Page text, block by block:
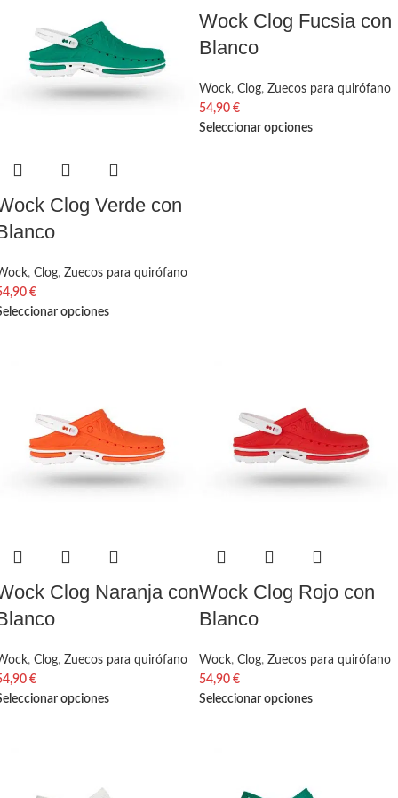
Clog Verde con
, Clog, Zuecos para quirófano
€
opciones
Wock Clog Fucsia con
Blanco
Wock, Clog, Zuecos para quirófano
54,90 €
Seleccionar opciones
Clog Naranja con
, Clog, Zuecos para quirófano
€
opciones
Wock Clog Rojo con
Blanco
Wock, Clog, Zuecos para quirófano
54,90 €
Seleccionar opciones